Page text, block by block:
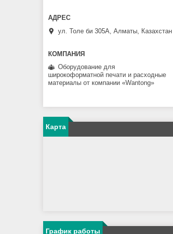
ул. Толе би 305А, Алматы, Казахстан
Оборудование для
широкоформатной печати и расходные
материалы от компании «Wantong»
Карта
График работы